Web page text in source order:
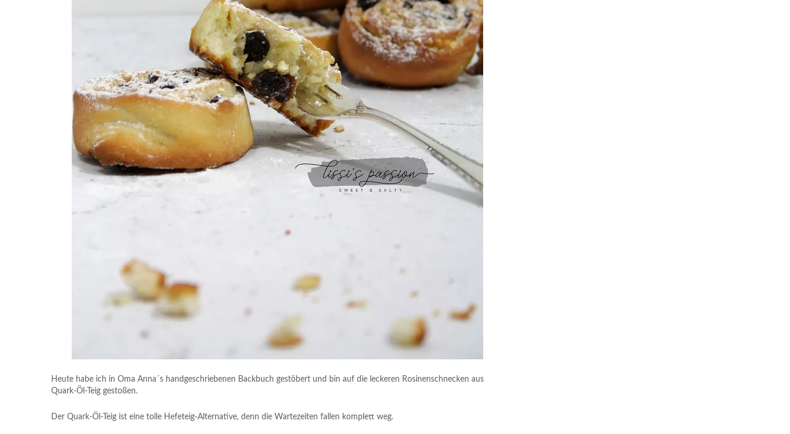
Heute habe ich in Oma Anna´s handgeschriebenen Backbuch gestöbert und bin auf die leckeren Rosinenschnecken aus
Quark-Öl-Teig gestoßen.
Der Quark-Öl-Teig ist eine tolle Hefeteig-Alternative, denn die Wartezeiten fallen komplett weg.